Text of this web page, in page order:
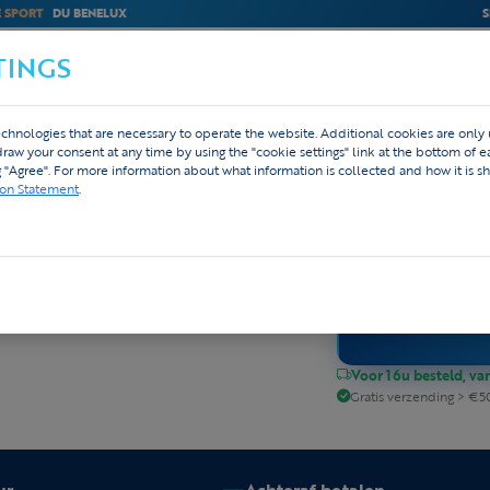
SPORT DU BENELUX
BEDRIJVEN
★★★★★4,8810
Prijs incl. btw · gratis
Voor 16u besteld,
Gratis verzending >
that are necessary to operate the website. Additional cookies are only
your consent at any time by using the "cookie settings" link at the bottom of
For more information about what information is collected and how it is
Statement.